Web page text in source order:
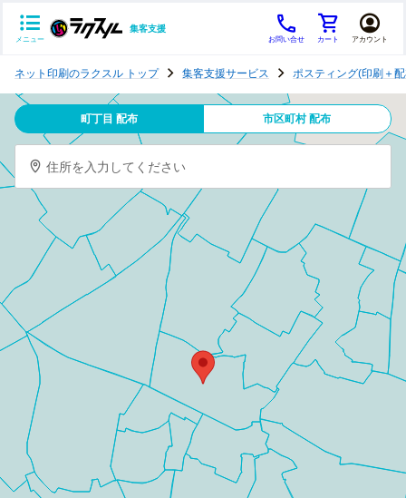
メニュー
集客支援
お問い合せ カート アカウント
テ
ン
グ
ネット印刷のラクスル トップ 集客支援サービス ポスティング(印刷＋
町丁目 配布 市区町村 配布
住所を入力してください